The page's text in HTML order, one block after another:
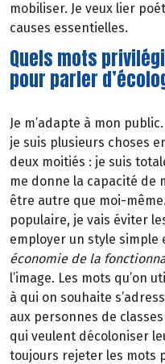
mobiliser. Je veux lier
causes essentielles.
Quels mots
pour parler
Je m’adapte à mon
je suis plusieurs choses
deux moitiés : je suis
me donne la capacité de
être autre que moi-
populaire, je vais éviter
employer un style simple
économie de la
l’image. Les mots qu’on
à qui on souhaite
aux personnes de
qui veulent décoloniser
toujours rejeter les mots